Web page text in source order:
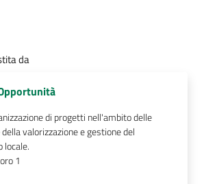
da
di progetti nell'ambito delle
valorizzazione e gestione del
locale.
1